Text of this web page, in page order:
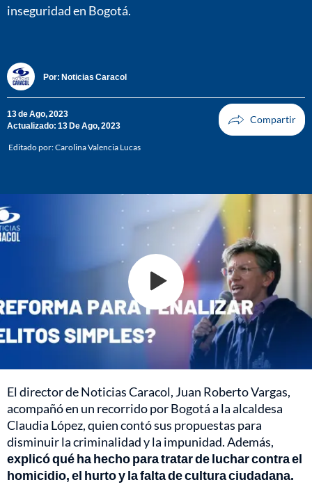
inseguridad en Bogotá.
Por: Noticias Caracol
13 de Ago, 2023
Actualizado: 13 De Ago, 2023
Editado por:Carolina Valencia Lucas
El director de Noticias Caracol, Juan Roberto Vargas,
acompañó en un recorrido por Bogotá a la alcaldesa
Claudia López, quien contó sus propuestas para
disminuir la criminalidad y la impunidad. Además,
explicó qué ha hecho para tratar de luchar contra el
homicidio, el hurto y la falta de cultura ciudadana.